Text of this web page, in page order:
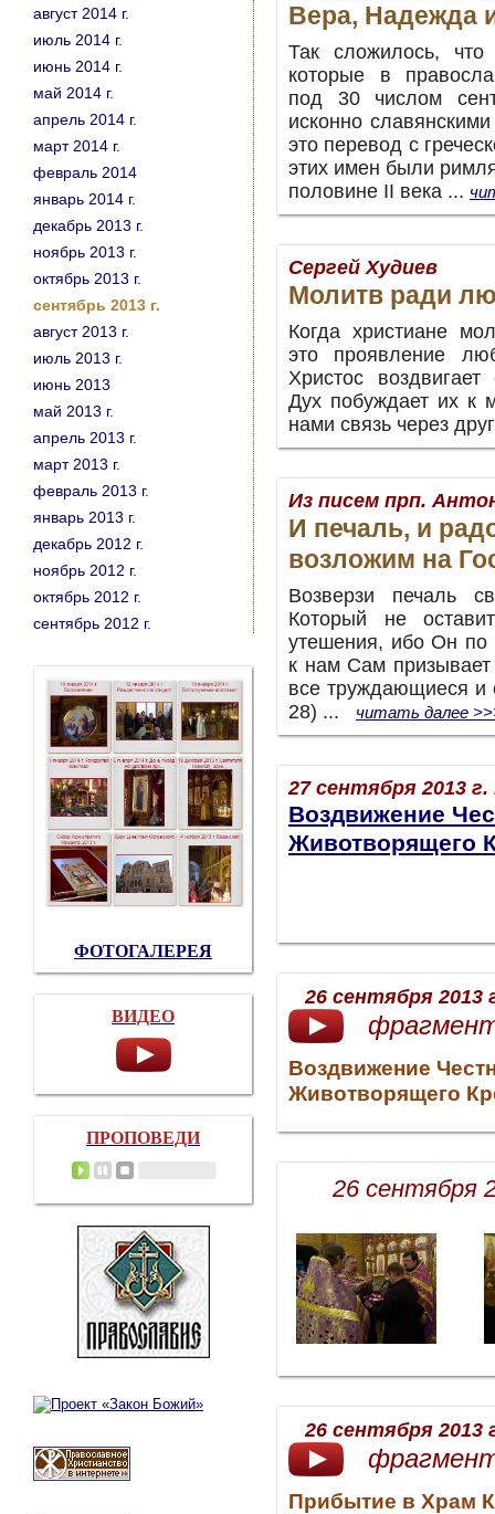
Вера, Надежда
Так сложилось,
которые в
под 30 числом
исконно
это перевод с
этих имен были
половине II века ...
Сергей Худиев
Молитв ради
Когда христиане
это проявление
Христос
Дух побуждает их к
нами связь через
Из писем прп.
И печаль, и
возложим на
Возверзи печаль
Который не
утешения, ибо Он по
к нам Сам
все труждающиеся
28) ... читать далее
27 сентября 2013 г.
Воздвижение
Животворящего
26 сентября 2013
Воздвижение
Животворящего
26 сентября
26 сентября 2013
Прибытие в Храм
август 2014 г.
июль 2014 г.
июнь 2014 г.
май 2014 г.
апрель 2014 г.
март 2014 г.
февраль 2014
январь 2014 г.
декабрь 2013 г.
ноябрь 2013 г.
октябрь 2013 г.
сентябрь 2013 г.
август 2013 г.
июль 2013 г.
июнь 2013
май 2013 г.
апрель 2013 г.
март 2013 г.
февраль 2013 г.
январь 2013 г.
декабрь 2012 г.
ноябрь 2012 г.
октябрь 2012 г.
сентябрь 2012 г.
ФОТОГАЛЕРЕЯ
ВИДЕО
ПРОПОВЕДИ